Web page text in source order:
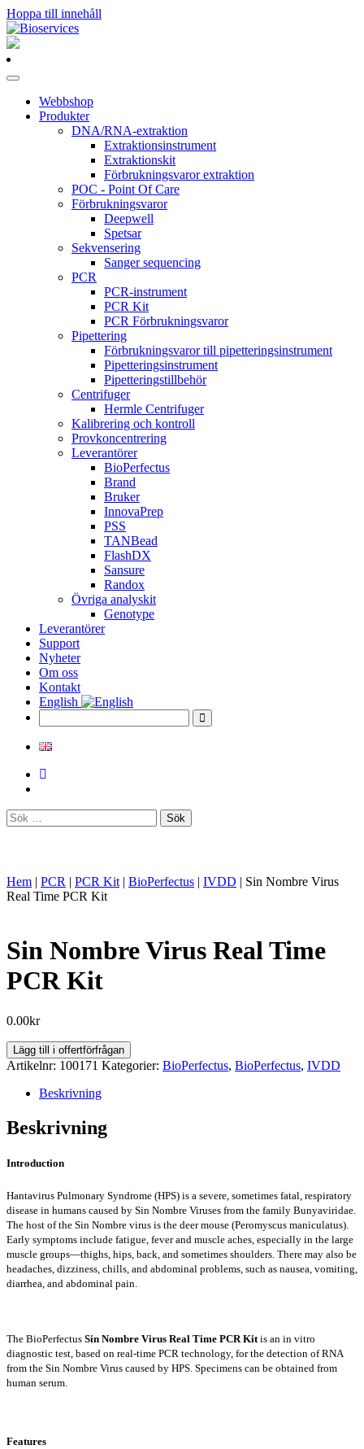
Hoppa till innehåll
Huvudnavigering
Webbshop
Produkter
DNA/RNA-extraktion
Extraktionsinstrument
Extraktionskit
Förbrukningsvaror extraktion
POC - Point Of Care
Förbrukningsvaror
Deepwell
Spetsar
Sekvensering
Sanger sequencing
PCR
PCR-instrument
PCR Kit
PCR Förbrukningsvaror
Pipettering
Förbrukningsvaror till pipetteringsinstrument
Pipetteringsinstrument
Pipetteringstillbehör
Centrifuger
Hermle Centrifuger
Kalibrering och kontroll
Provkoncentrering
Leverantörer
BioPerfectus
Brand
Bruker
InnovaPrep
PSS
TANBead
FlashDX
Sansure
Randox
Övriga analyskit
Genotype
Leverantörer
Support
Nyheter
Om oss
Kontakt
English
Sök
efter:
Hem | PCR | PCR Kit | BioPerfectus | IVDD | Sin Nombre Virus
Real Time PCR Kit
Sin Nombre Virus Real Time
PCR Kit
0.00kr
Sin
Nombre
Real
PCR
Kit
Lägg till i offertförfrågan
Artikelnr: 100171 Kategorier: BioPerfectus, BioPerfectus, IVDD
Beskrivning
Beskrivning
Introduction
Hantavirus Pulmonary Syndrome (HPS) is a severe, sometimes fatal, respiratory
disease in humans caused by Sin Nombre Viruses from the family Bunyaviridae.
The host of the Sin Nombre virus is the deer mouse (Peromyscus maniculatus).
Early symptoms include fatigue, fever and muscle aches, especially in the large
muscle groups—thighs, hips, back, and sometimes shoulders. There may also be
headaches, dizziness, chills, and abdominal problems, such as nausea, vomiting,
diarrhea, and abdominal pain.
The BioPerfectus Sin Nombre Virus Real Time PCR Kitis an in vitro
diagnostic test, based on real-time PCR technology, for the detection of RNA
from the Sin Nombre Virus caused by HPS. Specimens can be obtained from
human serum.
Features